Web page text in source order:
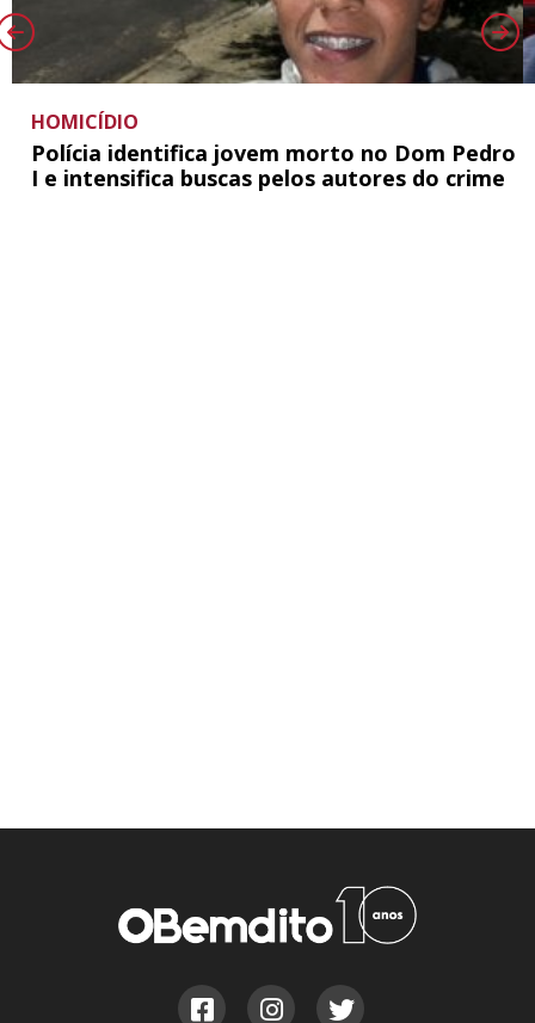
HOMICÍDIO
Polícia identifica jovem morto no Dom Pedro
I e intensifica buscas pelos autores do crime